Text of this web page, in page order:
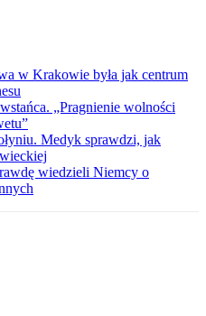
w Krakowie była jak centrum
„Pragnienie wolności
Medyk sprawdzi, jak
wiedzieli Niemcy o